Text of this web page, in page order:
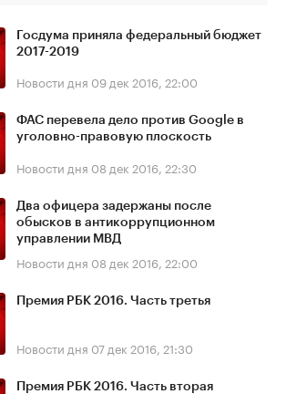
Госдума приняла федеральный бюджет
2017-2019
Новости дня 09 дек 2016, 22:00
ФАС перевела дело против Google в
уголовно-правовую плоскость
Новости дня 08 дек 2016, 22:30
Два офицера задержаны после
обысков в антикоррупционном
управлении МВД
Новости дня 08 дек 2016, 22:00
Премия РБК 2016. Часть третья
Новости дня 07 дек 2016, 21:30
Премия РБК 2016. Часть вторая